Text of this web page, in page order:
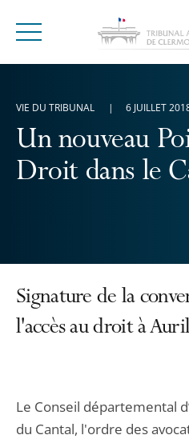
Menu
Un nouveau
Droit dans le
VIE DU TRIBUNAL 6 JUILLET
Signature de la
l'accès au droit à
Le Conseil départemental
du Cantal, l'ordre des